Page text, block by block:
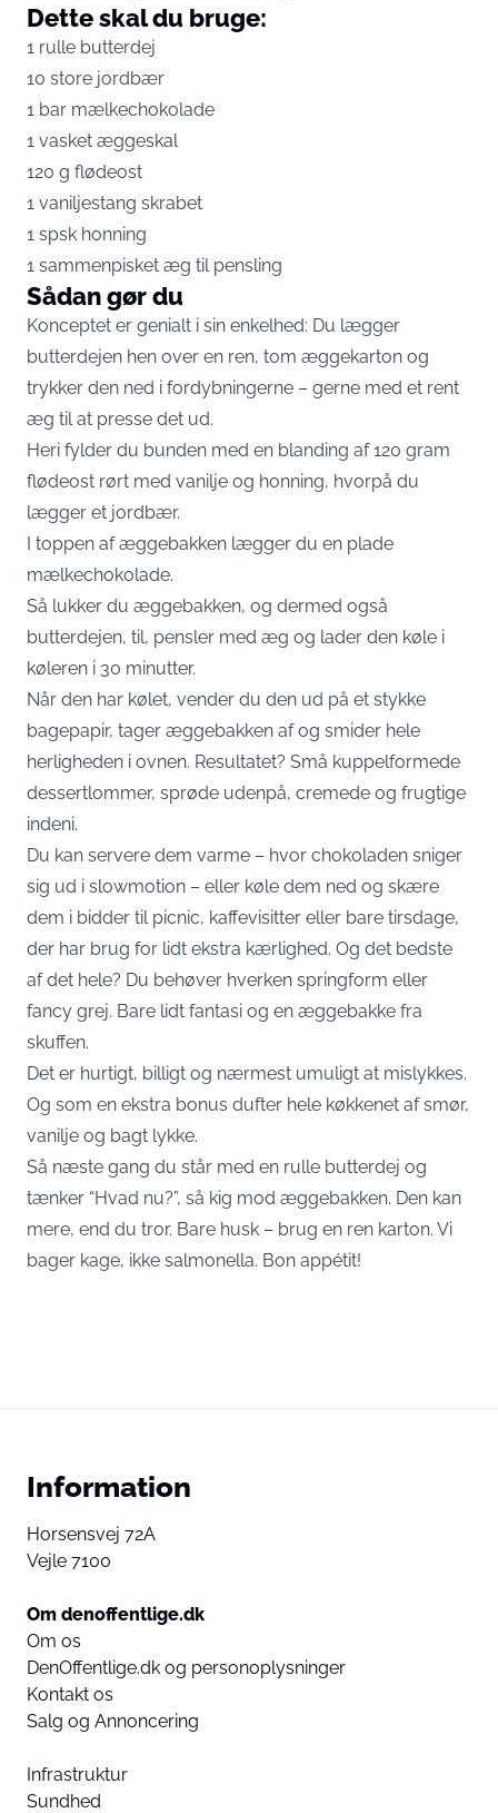
Dette skal du bruge:
1 rulle butterdej
10 store jordbær
1 bar mælkechokolade
1 vasket æggeskal
120 g flødeost
1 vaniljestang skrabet
1 spsk honning
1 sammenpisket æg til pensling
Sådan gør du
Konceptet er genialt i sin enkelhed: Du lægger
butterdejen hen over en ren, tom æggekarton og
trykker den ned i fordybningerne – gerne med et rent
æg til at presse det ud.
Heri fylder du bunden med en blanding af 120 gram
flødeost rørt med vanilje og honning, hvorpå du
lægger et jordbær.
I toppen af æggebakken lægger du en plade
mælkechokolade.
Så lukker du æggebakken, og dermed også
butterdejen, til, pensler med æg og lader den køle i
køleren i 30 minutter.
Når den har kølet, vender du den ud på et stykke
bagepapir, tager æggebakken af og smider hele
herligheden i ovnen. Resultatet? Små kuppelformede
dessertlommer, sprøde udenpå, cremede og frugtige
indeni.
Du kan servere dem varme – hvor chokoladen sniger
sig ud i slowmotion – eller køle dem ned og skære
dem i bidder til picnic, kaffevisitter eller bare tirsdage,
der har brug for lidt ekstra kærlighed. Og det bedste
af det hele? Du behøver hverken springform eller
fancy grej. Bare lidt fantasi og en æggebakke fra
skuffen.
Det er hurtigt, billigt og nærmest umuligt at mislykkes.
Og som en ekstra bonus dufter hele køkkenet af smør,
vanilje og bagt lykke.
Så næste gang du står med en rulle butterdej og
tænker “Hvad nu?”, så kig mod æggebakken. Den kan
mere, end du tror. Bare husk – brug en ren karton. Vi
bager kage, ikke salmonella. Bon appétit!
Information
Horsensvej 72A
Vejle 7100
Om denoffentlige.dk
Om os
DenOffentlige.dk og personoplysninger
Kontakt os
Salg og Annoncering
Infrastruktur
Sundhed